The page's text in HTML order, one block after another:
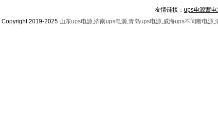
友情链接： ups电源蓄
Copyright 2019-2025 山东ups电源,济南ups电源,青岛ups电源,威海ups不间断电源,